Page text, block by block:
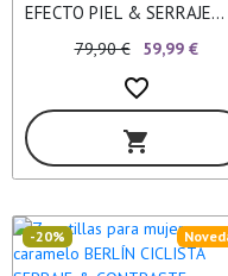
EFECTO PIEL & SERRAJE
VICTORIA79,90 € 59,99 €
favorite_border
shopping_cart
-20%